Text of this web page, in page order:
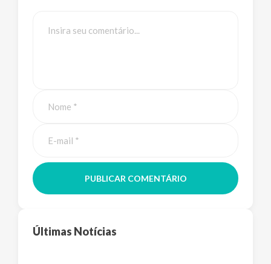
PUBLICAR COMENTÁRIO
Últimas Notícias